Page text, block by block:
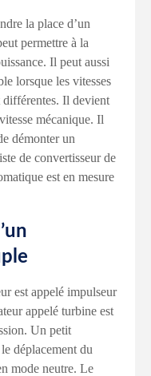
la place d’un
permettre à la
Il peut aussi
lorsque les vitesses
différentes. Il devient
mécanique. Il
démonter un
de convertisseur de
est en mesure
est appelé impulseur
appelé turbine est
Un petit
déplacement du
mode neutre. Le